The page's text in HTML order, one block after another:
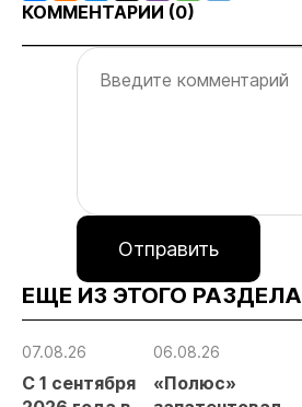
КОММЕНТАРИИ (0)
Отправить
ЕЩЕ ИЗ ЭТОГО РАЗДЕЛА
07.08.26
С 1 сентября
06.08.26
«Полюс»